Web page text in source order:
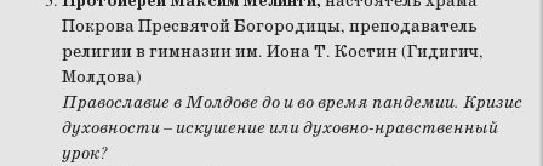
Покрова Пресвятой Богородицы, преподаватель
религии в гимназии им. Иона Т. Костин (Гидигич,
Молдова)
Православие в Молдове до и во время пандемии. Кризис
духовности – искушение или духовно-нравственный
урок?